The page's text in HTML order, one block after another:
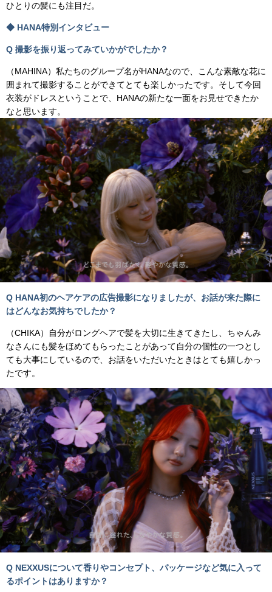
ひとりの髪にも注目だ。
◆ HANA特別インタビュー
Q 撮影を振り返ってみていかがでしたか？
（MAHINA）私たちのグループ名がHANAなので、こんな素敵な花に
囲まれて撮影することができてとても楽しかったです。そして今回
衣装がドレスということで、HANAの新たな一面をお見せできたか
なと思います。
Q HANA初のヘアケアの広告撮影になりましたが、お話が来た際に
はどんなお気持ちでしたか？
（CHIKA）自分がロングヘアで髪を大切に生きてきたし、ちゃんみ
なさんにも髪をほめてもらったことがあって自分の個性の一つとし
ても大事にしているので、お話をいただいたときはとても嬉しかっ
たです。
Q NEXXUSについて香りやコンセプト、パッケージなど気に入って
るポイントはありますか？